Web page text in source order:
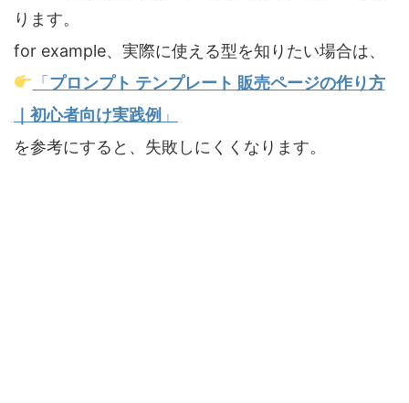
ります。
for example、実際に使える型を知りたい場合は、
「プロンプト テンプレート 販売ページの作り方
｜初心者向け実践例 」
を参考にすると、失敗しにくくなります。